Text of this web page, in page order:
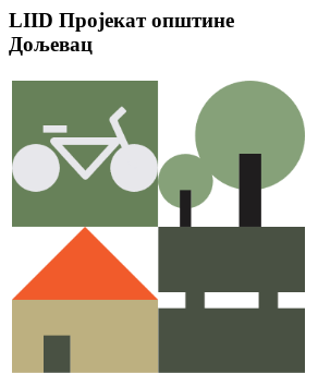
LIID Пројекат општине
Дољевац